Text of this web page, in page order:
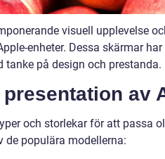
visuell upplevelse
enheter. Dessa skärmar
tanke på design och prestanda.
av
och storlekar för att passa
de populära modellerna: